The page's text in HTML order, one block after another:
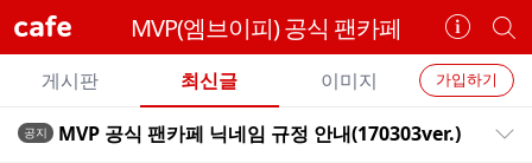
cafe MVP(엠브이피) 공식 팬카페
카
페
정
보
보
기
개
별
카
페
검
카
가입하기
게시판 최신글 이미지
전공지 MVP 공식 팬카페 닉네임 규정 안내(170303ver.)